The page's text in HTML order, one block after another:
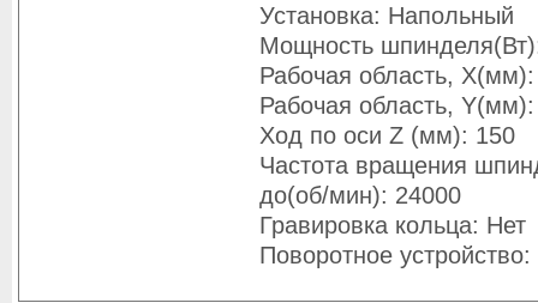
Установка: Напольный
Мощность
Рабочая область,
Рабочая область,
Ход по оси Z (мм): 150
Частота вращения
до(об/мин): 24000
Гравировка кольца: Нет
Поворотное